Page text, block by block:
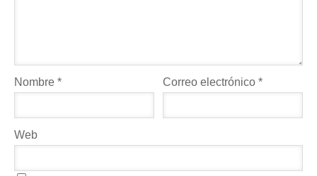
Nombre * Correo electrónico*
Web